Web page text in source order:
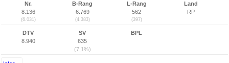
Nr.
8.136
(6.031)
B-Rang
6.769
(4.383)
L-Rang
562
(397)
Land
RP
DTV
8.940
SV
635
(7,1%)
BPL